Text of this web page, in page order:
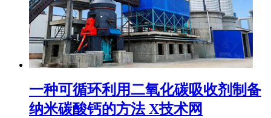
一种可循环利用二氧化碳吸收剂制备
纳米碳酸钙的方法 X技术网